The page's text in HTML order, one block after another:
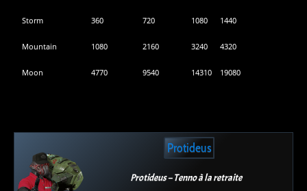
Storm 360 720 1080 1440
Mountain 1080 2160 3240 4320
Moon 4770 9540 14310 19080
Protideus
Protideus – Tenno à la retraite